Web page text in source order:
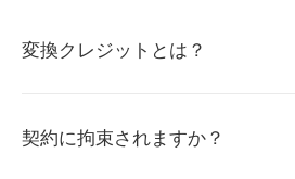
変換クレジットとは？
契約に拘束されますか？